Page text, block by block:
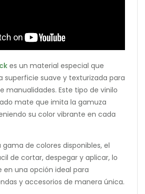
es un material especial que
superficie suave y texturizada para
manualidades. Este tipo de vinilo
mate que imita la gamuza
su color vibrante en cada
de colores disponibles, el
de cortar, despegar y aplicar, lo
en una opción ideal para
y accesorios de manera única.